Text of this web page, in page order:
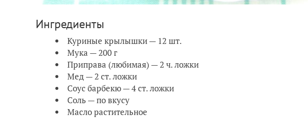
Ингредиенты
Куриные крылышки — 12 шт.
Мука — 200 г
Приправа (любимая) — 2 ч. ложки
Мед — 2 ст. ложки
Соус барбекю — 4 ст. ложки
Соль — по вкусу
Масло растительное